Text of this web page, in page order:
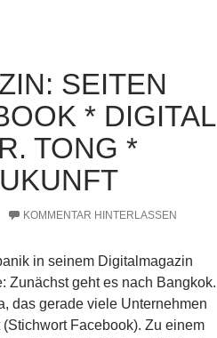
SEITEN
* DIGITAL
TONG *
KOMMENTAR HINTERLASSEN
in seinem Digitalmagazin
Zunächst geht es nach Bangkok.
das gerade viele Unternehmen
Facebook). Zu einem